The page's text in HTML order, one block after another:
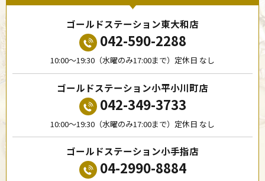
ゴールドステーション東大和店
042-590-2288
10:00〜19:30（水曜のみ17:00まで）定休日 なし
ゴールドステーション小平小川町店
042-349-3733
10:00〜19:30（水曜のみ17:00まで）定休日 なし
ゴールドステーション小手指店
04-2990-8884